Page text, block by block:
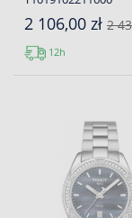
2 106,00 zł 2
12h